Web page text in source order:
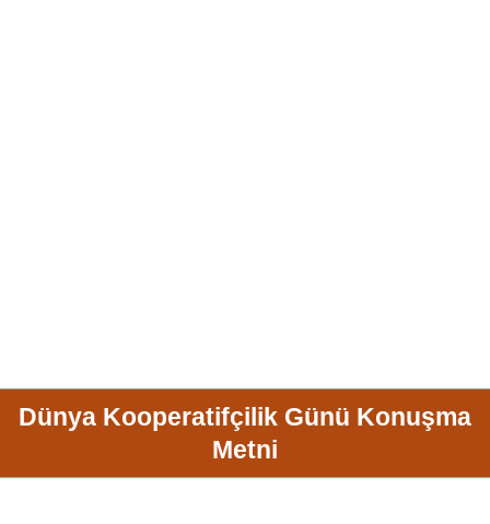
Dünya Kooperatifçilik Günü Konuşma
Metni